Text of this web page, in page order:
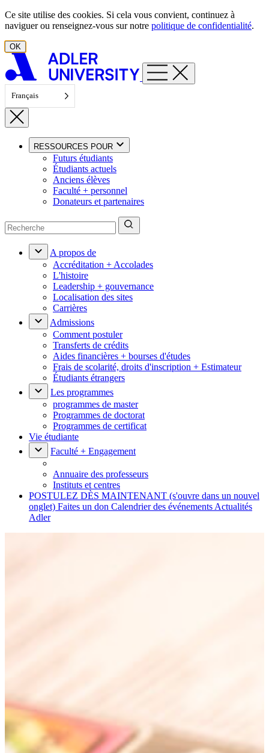
Aller au contenu
Ce site utilise des cookies. Si cela vous convient, continuez à
naviguer ou renseignez-vous sur notre politique de confidentialité.
OK
Français
RESSOURCES POUR
Futurs étudiants
Étudiants actuels
Anciens élèves
Faculté + personnel
Donateurs et partenaires
A propos de
Accréditation + Accolades
L'histoire
Leadership + gouvernance
Localisation des sites
Carrières
Admissions
Comment postuler
Transferts de crédits
Aides financières + bourses d'études
Frais de scolarité, droits d'inscription + Estimateur
Étudiants étrangers
Les programmes
programmes de master
Programmes de doctorat
Programmes de certificat
Vie étudiante
Faculté + Engagement
Annuaire des professeurs
Instituts et centres
POSTULEZ DÈS MAINTENANT (s'ouvre dans un nouvel
onglet) Faites un don Calendrier des événements Actualités
Adler